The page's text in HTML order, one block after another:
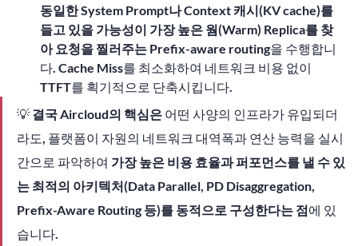
동일한 System Prompt나 Context 캐시(KV cache)를
들고 있을 가능성이 가장 높은 웜(Warm) Replica를 찾
아 요청을 찔러주는 Prefix-aware routing을 수행합니
다. Cache Miss를 최소화하여 네트워크 비용 없이
TTFT를 획기적으로 단축시킵니다.
💡 결국 Aircloud의 핵심은 어떤 사양의 인프라가 유입되더
라도, 플랫폼이 자원의 네트워크 대역폭과 연산 능력을 실시
간으로 파악하여 가장 높은 비용 효율과 퍼포먼스를 낼 수 있
는 최적의 아키텍처(Data Parallel, PD Disaggregation,
Prefix-Aware Routing 등)를 동적으로 구성한다는 점에 있
습니다.